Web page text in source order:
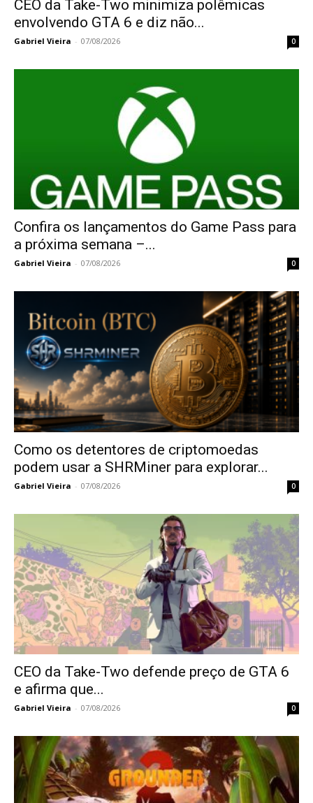
CEO da Take-Two minimiza polêmicas
envolvendo GTA 6 e diz não...
Gabriel Vieira - 07/08/2026 0
Confira os lançamentos do Game Pass para
a próxima semana –...
Gabriel Vieira - 07/08/2026 0
Como os detentores de criptomoedas
podem usar a SHRMiner para explorar...
Gabriel Vieira - 07/08/2026 0
CEO da Take-Two defende preço de GTA 6
e afirma que...
Gabriel Vieira - 07/08/2026 0